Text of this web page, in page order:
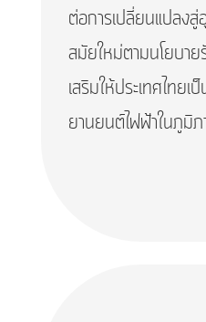
ต่อการเปลี่ยนแปลง
สมัยใหม่ตามนโยบา
เสริมให้ประเทศไทย
ยานยนต์ไฟฟ้าในภูมิภ